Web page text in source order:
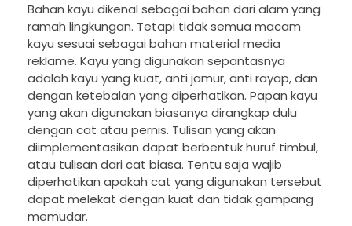
Bahan kayu dikenal sebagai bahan dari alam yang
ramah lingkungan. Tetapi tidak semua macam
kayu sesuai sebagai bahan material media
reklame. Kayu yang digunakan sepantasnya
adalah kayu yang kuat, anti jamur, anti rayap, dan
dengan ketebalan yang diperhatikan. Papan kayu
yang akan digunakan biasanya dirangkap dulu
dengan cat atau pernis. Tulisan yang akan
diimplementasikan dapat berbentuk huruf timbul,
atau tulisan dari cat biasa. Tentu saja wajib
diperhatikan apakah cat yang digunakan tersebut
dapat melekat dengan kuat dan tidak gampang
memudar.